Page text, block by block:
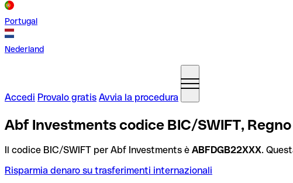
Portugal
Nederland
Accedi Provalo gratis Avvia la procedura
Abf Investments codice BIC/SWIFT,
Il codice BIC/SWIFT per Abf Investments è ABFDGB22XXX.
Risparmia denaro su trasferimenti internazionali